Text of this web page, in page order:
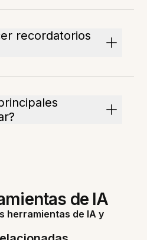
recordatorios
de IA
herramientas de IA y